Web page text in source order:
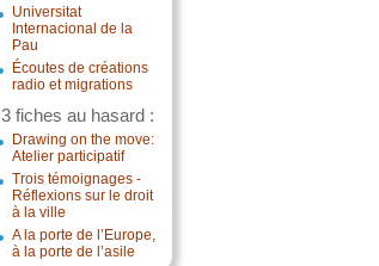
Universitat
Internacional de la
Pau
Écoutes de créations
radio et migrations
3 fiches au hasard :
Drawing on the move:
Atelier participatif
Trois témoignages -
Réflexions sur le droit
à la ville
A la porte de l’Europe,
à la porte de l’asile